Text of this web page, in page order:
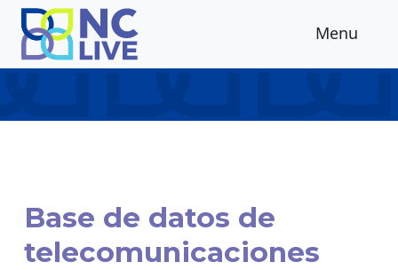
Skip to main content
Menu
Base de datos de
telecomunicaciones